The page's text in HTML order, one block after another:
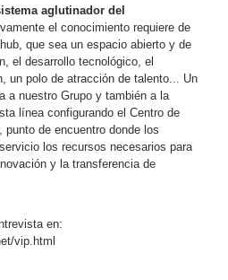
aglutinador del
el conocimiento requiere de
que sea un espacio abierto y de
el desarrollo tecnológico, el
un polo de atracción de talento... Un
a nuestro Grupo y también a la
línea configurando el Centro de
punto de encuentro donde los
los recursos necesarios para
y la transferencia de
en:
vip.html